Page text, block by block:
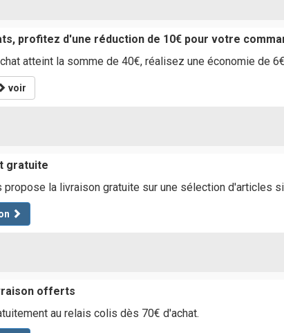
profitez d'une réduction de 10€ pour votre
atteint la somme de 40€, réalisez une économie de 6€
voir
gratuite
propose la livraison gratuite sur une sélection d'articles
offerts
au relais colis dès 70€ d'achat.